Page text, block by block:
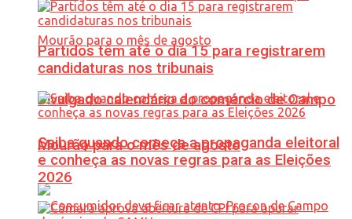
Divulgado calendário do comércio de Campo
Mourão para o mês de agosto
Partidos têm até o dia 15 para registrarem
candidaturas nos tribunais
Saiba quando começa a propaganda eleitoral
e conheça as novas regras para as Eleições
2026